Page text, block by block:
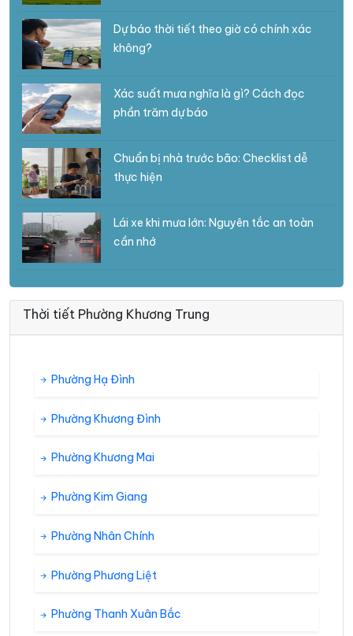
Dự báo thời tiết theo giờ có chính xác
không?
Xác suất mưa nghĩa là gì? Cách đọc
phần trăm dự báo
Chuẩn bị nhà trước bão: Checklist dễ
thực hiện
Lái xe khi mưa lớn: Nguyên tắc an toàn
cần nhớ
Thời tiết Phường Khương Trung
Phường Hạ Đình
Phường Khương Đình
Phường Khương Mai
Phường Kim Giang
Phường Nhân Chính
Phường Phương Liệt
Phường Thanh Xuân Bắc